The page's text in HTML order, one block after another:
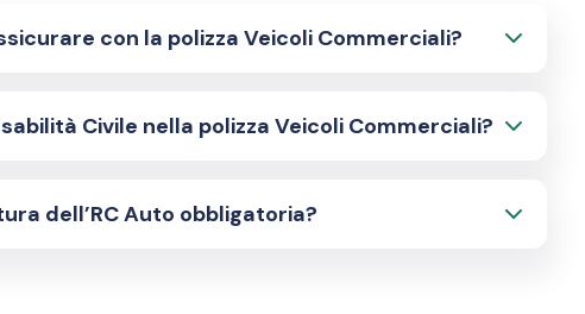
con la polizza Veicoli Commerciali?
Civile nella polizza Veicoli Commerciali?
dell’RC Auto obbligatoria?